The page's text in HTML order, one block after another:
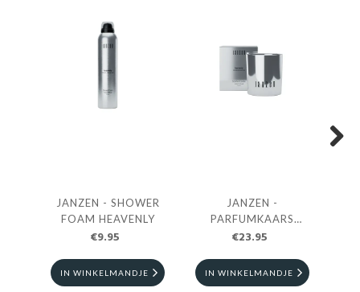
JANZEN - SHOWER
FOAM HEAVENLY
€9.95
IN WINKELMANDJE
JANZEN -
PARFUMKAARS
HEAVENLY
€23.95
IN WINKELMANDJE